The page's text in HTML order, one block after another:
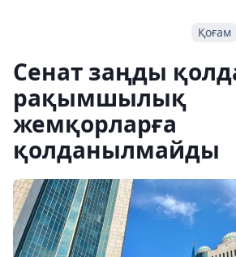
Қоғам
Сенат заңды
рақымшылық
жемқорларға
қолданылмайды